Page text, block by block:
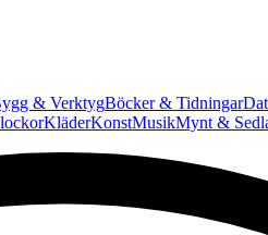
& VerktygBöcker & Tidningar
KläderKonstMusikMynt &